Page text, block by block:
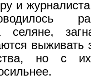
и
селяне,
выживать
но с